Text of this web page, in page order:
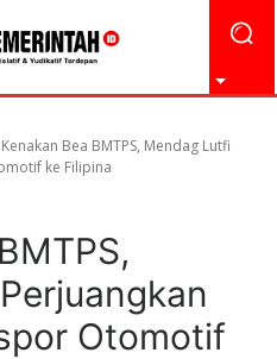
Kenakan Bea BMTPS, Mendag Lutfi
ke Filipina
Otomotif